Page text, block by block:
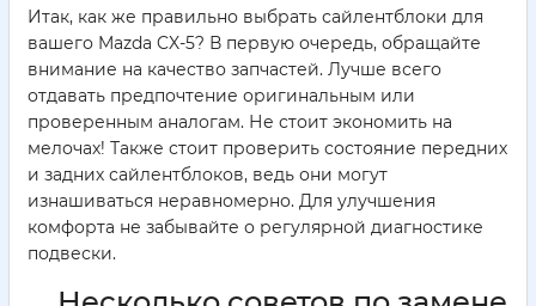
Итак, как же правильно выбрать сайлентблоки для
вашего Mazda CX-5? В первую очередь, обращайте
внимание на качество запчастей. Лучше всего
отдавать предпочтение оригинальным или
проверенным аналогам. Не стоит экономить на
мелочах! Также стоит проверить состояние передних
и задних сайлентблоков, ведь они могут
изнашиваться неравномерно. Для улучшения
комфорта не забывайте о регулярной диагностике
подвески.